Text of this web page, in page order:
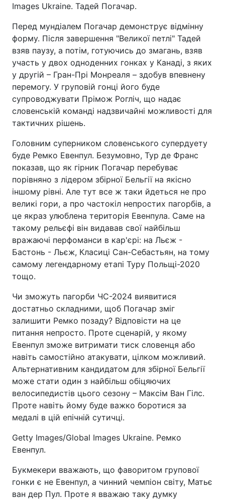
Images Ukraine. Тадей Погачар.
Перед мундіалем Погачар демонструє відмінну
форму. Після завершення "Великої петлі" Тадей
взяв паузу, а потім, готуючись до змагань, взяв
участь у двох одноденних гонках у Канаді, з яких
у другій – Гран-Прі Монреаля – здобув впевнену
перемогу. У груповій гонці його буде
супроводжувати Прімож Рогліч, що надає
словенській команді надзвичайні можливості для
тактичних рішень.
Головним суперником словенського супердуету
буде Ремко Евенпул. Безумовно, Тур де Франс
показав, що як гірник Погачар перебуває
порівняно з лідером збірної Бельгії на якісно
іншому рівні. Але тут все ж таки йдеться не про
великі гори, а про частокіл непростих пагорбів, а
це якраз улюблена територія Евенпула. Саме на
такому рельєфі він видавав свої найбільш
вражаючі перфоманси в кар'єрі: на Льєж -
Бастонь - Льєж, Класиці Сан-Себастьян, на тому
самому легендарному етапі Туру Польщі-2020
тощо.
Чи зможуть пагорби ЧС-2024 виявитися
достатньо складними, щоб Погачар зміг
залишити Ремко позаду? Відповісти на це
питання непросто. Проте сценарій, у якому
Евенпул зможе витримати тиск словенця або
навіть самостійно атакувати, цілком можливий.
Альтернативним кандидатом для збірної Бельгії
може стати один з найбільш обіцяючих
велосипедистів цього сезону – Максім Ван Гілс.
Проте навіть йому буде важко боротися за
медалі в цій епічній сутичці.
Getty Images/Global Images Ukraine. Ремко
Евенпул.
Букмекери вважають, що фаворитом групової
гонки є не Евенпул, а чинний чемпіон світу, Матьє
ван дер Пул. Проте я вважаю таку думку